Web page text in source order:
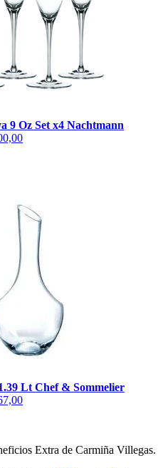
9 Oz Set x4 Nachtmann
Lt Chef & Sommelier
Extra de Carmiña Villegas.